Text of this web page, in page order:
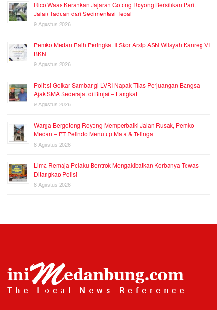
Rico Waas Kerahkan Jajaran Gotong Royong Bersihkan Parit
Jalan Taduan dari Sedimentasi Tebal
9 Agustus 2026
Pemko Medan Raih Peringkat II Skor Arsip ASN Wilayah Kanreg VI
BKN
9 Agustus 2026
Politisi Golkar Sambangi LVRI Napak Tilas Perjuangan Bangsa
Ajak SMA Sederajat di Binjai – Langkat
9 Agustus 2026
Warga Bergotong Royong Memperbaiki Jalan Rusak, Pemko
Medan – PT Pelindo Menutup Mata & Telinga
8 Agustus 2026
Lima Remaja Pelaku Bentrok Mengakibatkan Korbanya Tewas
Ditangkap Polisi
8 Agustus 2026